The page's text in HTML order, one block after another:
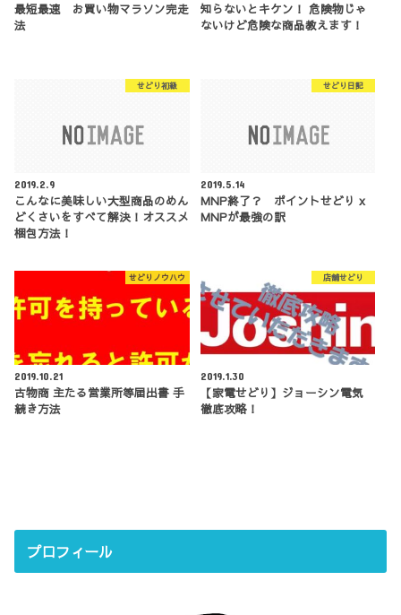
最短最速 お買い物マラソン完走
法
知らないとキケン！ 危険物じゃ
ないけど危険な商品教えます！
せどり初級
2019.2.9
こんなに美味しい大型商品のめん
どくさいをすべて解決！オススメ
梱包方法！
せどり日記
2019.5.14
MNP終了？ ポイントせどり x
MNPが最強の訳
せどりノウハウ
2019.10.21
古物商 主たる営業所等届出書 手
続き方法
店舗せどり
2019.1.30
【家電せどり】ジョーシン電気
徹底攻略！
プロフィール